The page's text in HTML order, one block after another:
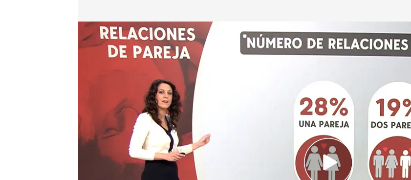
Los datos del CIS sobre las relaciones sexuales en España
Redacción digital Noticias Cuatro
26 FEB 2025 - 20:51h.
Más de una quinta parte de los españoles solo se ha acostado con una
persona en su vida
El 63% de los encuestados dice que se puede cambiar de preferencia
sexual a lo largo de la vida
Cada vez hay más personas abiertas a tener más de una opción sexual